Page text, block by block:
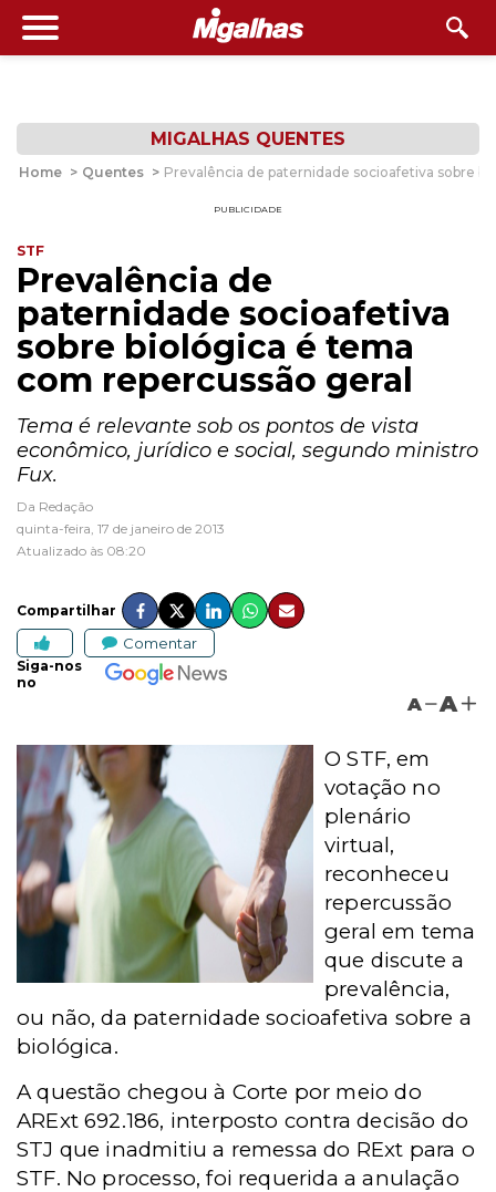
MIGALHAS QUENTES
Home > Quentes > Prevalência de paternidade socioafetiva sobre
PUBLICIDADE
STF
Prevalência de
paternidade socioafetiva
sobre biológica é tema
com repercussão geral
Tema é relevante sob os pontos de vista
econômico, jurídico e social, segundo ministro
Fux.
Da Redação
quinta-feira, 17 de janeiro de 2013
Atualizado às 08:20
Compartilhar
Comentar
Siga-nos
no
A A
O STF, em
votação no
plenário
virtual,
reconheceu
repercussão
geral em tema
que discute a
prevalência,
ou não, da paternidade socioafetiva sobre a
biológica.
A questão chegou à Corte por meio do
ARExt 692.186, interposto contra decisão do
STJ que inadmitiu a remessa do RExt para o
STF. No processo, foi requerida a anulação